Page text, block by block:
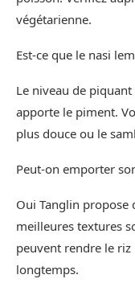
végétarienne.
Est-ce que le nasi
Le niveau de piquant
apporte le piment.
plus douce ou le
Peut-on emporter
Oui Tanglin propose
meilleures textures
peuvent rendre le
longtemps.